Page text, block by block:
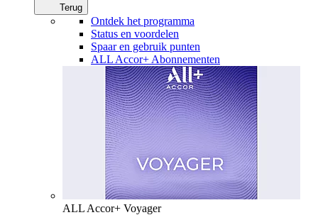
Terug
Ontdek het programma
Status en voordelen
Spaar en gebruik punten
ALL Accor+ Abonnementen
ALL Accor+ Voyager